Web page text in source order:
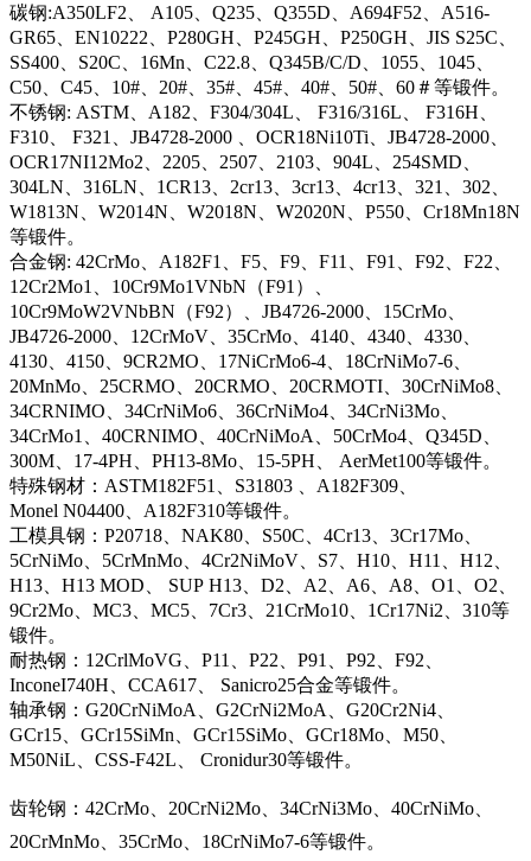
碳钢:A350LF2、 A105、Q235、Q355D、A694F52、A516-
GR65、EN10222、P280GH、P245GH、P250GH、JIS S25C、
SS400、S20C、16Mn、C22.8、Q345B/C/D、1055、1045、
C50、C45、10#、20#、35#、45#、40#、50#、60＃等锻件。
不锈钢: ASTM、A182、F304/304L、 F316/316L、 F316H、
F310、 F321、JB4728-2000 、OCR18Ni10Ti、JB4728-2000、
OCR17NI12Mo2、2205、2507、2103、904L、254SMD、
304LN、316LN、1CR13、2cr13、3cr13、4cr13、321、302、
W1813N、W2014N、W2018N、W2020N、P550、Cr18Mn18N
等锻件。
合金钢: 42CrMo、A182F1、F5、F9、F11、F91、F92、F22、
12Cr2Mo1、10Cr9Mo1VNbN（F91）、
10Cr9MoW2VNbBN（F92）、JB4726-2000、15CrMo、
JB4726-2000、12CrMoV、35CrMo、4140、4340、4330、
4130、4150、9CR2MO、17NiCrMo6-4、18CrNiMo7-6、
20MnMo、25CRMO、20CRMO、20CRMOTI、30CrNiMo8、
34CRNIMO、34CrNiMo6、36CrNiMo4、34CrNi3Mo、
34CrMo1、40CRNIMO、40CrNiMoA、50CrMo4、Q345D、
300M、17-4PH、PH13-8Mo、15-5PH、 AerMet100等锻件。
特殊钢材：ASTM182F51、S31803 、A182F309、
Monel N04400、A182F310等锻件。
工模具钢：P20718、NAK80、S50C、4Cr13、3Cr17Mo、
5CrNiMo、5CrMnMo、4Cr2NiMoV、S7、H10、H11、H12、
H13、H13 MOD、 SUP H13、D2、A2、A6、A8、O1、O2、
9Cr2Mo、MC3、MC5、7Cr3、21CrMo10、1Cr17Ni2、310等
锻件。
耐热钢：12CrlMoVG、P11、P22、P91、P92、F92、
InconeI740H、CCA617、 Sanicro25合金等锻件。
轴承钢：G20CrNiMoA、G2CrNi2MoA、G20Cr2Ni4、
GCr15、GCr15SiMn、GCr15SiMo、GCr18Mo、M50、
M50NiL、CSS-F42L、 Cronidur30等锻件。
齿轮钢：42CrMo、20CrNi2Mo、34CrNi3Mo、40CrNiMo、
20CrMnMo、35CrMo、18CrNiMo7-6等锻件。